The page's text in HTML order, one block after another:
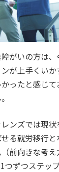
がいの方は
が上手くい
ったと感じ
ンズでは現
る就労移行
（前向きな考
つずつステッ